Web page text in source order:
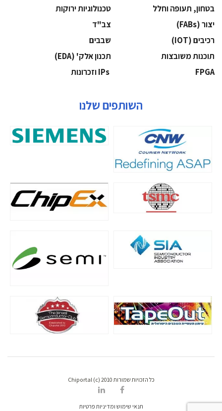
בטחון, תעופה וחלל
‫טכנולוגיות ירוקות‬
‫יצור (‪(FABs‬‬
‫צב"ד‬
‫רכיבים‬ (IOT)
‫שבבים‬
‫תוכנות משובצות‬
‫תכנון אלק' (‪(EDA‬‬
‫‪FPGA‬‬
השותפים שלנו
כל הזכויות שמורות Chiportal (c) 2010
תנאי שימוש ומדיניות פרטיות